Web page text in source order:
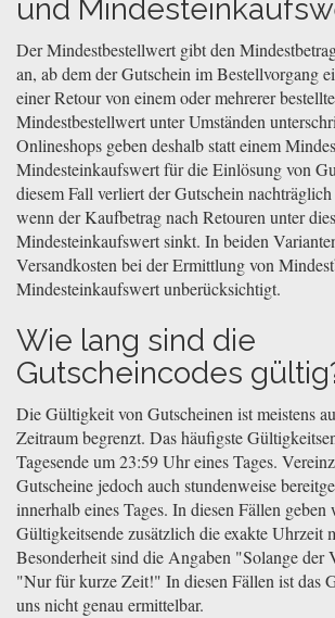
und
Der Mindestbestellwert gibt den
an, ab dem der Gutschein im Bestellvorgang
einer Retour von einem oder mehrerer
Mindestbestellwert unter Umständen
Onlineshops geben deshalb statt einem
Mindesteinkaufswert für die Einlösung von
diesem Fall verliert der Gutschein
wenn der Kaufbetrag nach Retouren unter
Mindesteinkaufswert sinkt. In beiden
Versandkosten bei der Ermittlung von
Mindesteinkaufswert unberücksichtigt.
Wie lang sind die
Gutscheincodes
Die Gültigkeit von Gutscheinen ist meistens
Zeitraum begrenzt. Das häufigste
Tagesende um 23:59 Uhr eines Tages.
Gutscheine jedoch auch stundenweise
innerhalb eines Tages. In diesen Fällen
Gültigkeitsende zusätzlich die exakte Uhrzeit
Besonderheit sind die Angaben "Solange der
"Nur für kurze Zeit!" In diesen Fällen ist das
uns nicht genau ermittelbar.